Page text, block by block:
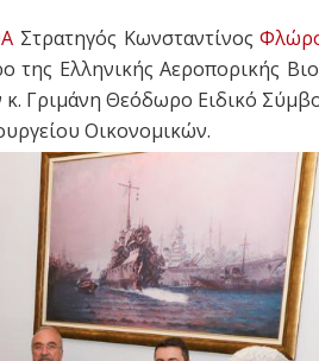
Στρατηγός Κωνσταντίνος
Ελληνικής Αεροπορικής
Γριμάνη Θεόδωρο Ειδικό
Οικονομικών.